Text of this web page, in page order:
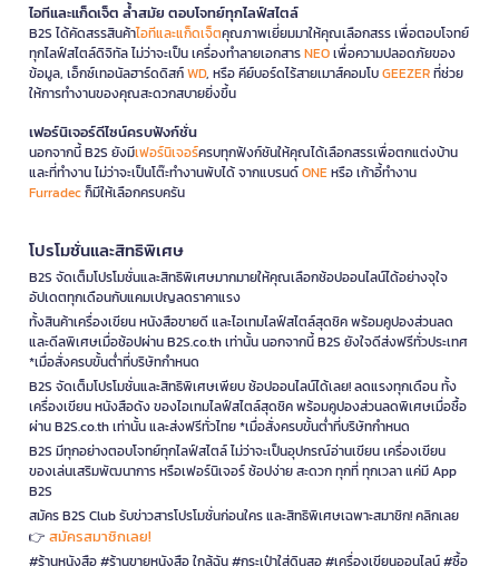
ไอทีและแก็ดเจ็ต ล้ำสมัย ตอบโจทย์ทุกไลฟ์สไตล์
B2S ได้คัดสรรสินค้าไอทีและแก็ดเจ็ตคุณภาพเยี่ยมมาให้คุณเลือกสรร เพื่อตอบโจทย์
ทุกไลฟ์สไตล์ดิจิทัล ไม่ว่าจะเป็น เครื่องทำลายเอกสารNEOเพื่อความปลอดภัยของ
ข้อมูล, เอ็กซ์เทอนัลฮาร์ดดิสก์WD, หรือ คีย์บอร์ดไร้สายเมาส์คอมโบGEEZERที่ช่วย
ให้การทำงานของคุณสะดวกสบายยิ่งขึ้น
เฟอร์นิเจอร์ดีไซน์ครบฟังก์ชั่น
นอกจากนี้ B2S ยังมีเฟอร์นิเจอร์ครบทุกฟังก์ชันให้คุณได้เลือกสรรเพื่อตกแต่งบ้าน
และที่ทำงาน ไม่ว่าจะเป็นโต๊ะทำงานพับได้ จากแบรนด์ONEหรือ เก้าอี้ทำงาน
Furradecก็มีให้เลือกครบครัน
โปรโมชั่นและสิทธิพิเศษ
B2S จัดเต็มโปรโมชั่นและสิทธิพิเศษมากมายให้คุณเลือกช้อปออนไลน์ได้อย่างจุใจ
อัปเดตทุกเดือนกับแคมเปญลดราคาแรง
ทั้งสินค้าเครื่องเขียน หนังสือขายดี และไอเทมไลฟ์สไตล์สุดชิค พร้อมคูปองส่วนลด
และดีลพิเศษเมื่อช้อปผ่าน B2S.co.th เท่านั้น นอกจากนี้ B2S ยังใจดีส่งฟรีทั่วประเทศ
*เมื่อสั่งครบขั้นต่ำที่บริษัทกำหนด
B2S จัดเต็มโปรโมชั่นและสิทธิพิเศษเพียบ ช้อปออนไลน์ได้เลย! ลดแรงทุกเดือน ทั้ง
เครื่องเขียน หนังสือดัง ของไอเทมไลฟ์สไตล์สุดชิค พร้อมคูปองส่วนลดพิเศษเมื่อซื้อ
ผ่าน B2S.co.th เท่านั้น และส่งฟรีทั่วไทย *เมื่อสั่งครบขั้นต่ำที่บริษัทกำหนด
B2S มีทุกอย่างตอบโจทย์ทุกไลฟ์สไตล์ ไม่ว่าจะเป็นอุปกรณ์อ่านเขียน เครื่องเขียน
ของเล่นเสริมพัฒนาการ หรือเฟอร์นิเจอร์ ช้อปง่าย สะดวก ทุกที่ ทุกเวลา แค่มี App
B2S
สมัคร B2S Club รับข่าวสารโปรโมชั่นก่อนใคร และสิทธิพิเศษเฉพาะสมาชิก! คลิกเลย
👉 สมัครสมาชิกเลย!
#ร้านหนังสือ #ร้านขายหนังสือ ใกล้ฉัน #กระเป๋าใส่ดินสอ #เครื่องเขียนออนไลน์ #ซื้อ